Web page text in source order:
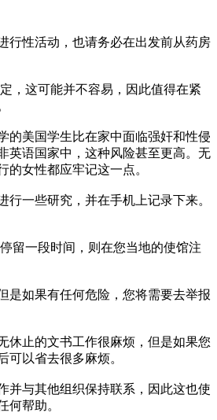
行性活动，也请务必在出发前从药房
，这可能并不容易，因此值得在紧
的美国学生比在家中面临强奸和性侵
英语国家中，这种风险甚至更高。无
的女性都应牢记这一点。
行一些研究，并在手机上记录下来。
留一段时间，则在您当地的使馆注
是如果有任何危险，您将需要去举报
休止的文书工作很麻烦，但是如果您
可以省去很多麻烦。
并与其他组织保持联系，因此这也使
何帮助。